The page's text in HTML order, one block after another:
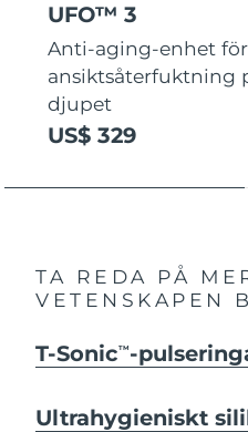
UFO™ 3
Anti-aging-enhet för
ansiktsåterfuktning
djupet
US$ 329
TA REDA PÅ
VETENSKAPEN
T-SonicTM -
Ultrahygieniskt